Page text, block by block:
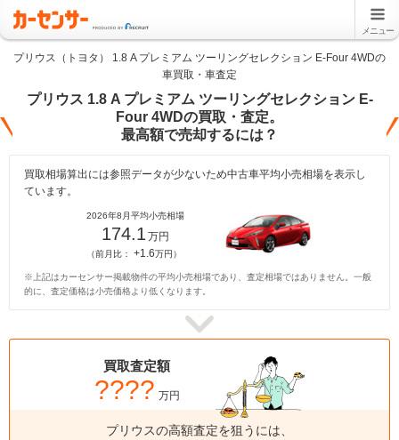
メニュー
プリウス（トヨタ） 1.8 A プレミアム ツーリングセレクション E-Four 4WDの
車買取・車査定
プリウス 1.8 A プレミアム ツーリングセレクション E-
Four 4WDの買取・査定。
最高額で売却するには？
買取相場算出には参照データが少ないため中古車平均小売相場を表示し
ています。
2026年8月平均小売相場
174.1 万円
（前月比： +1.6万円）
※上記はカーセンサー掲載物件の平均小売相場であり、査定相場ではありません。一般
的に、査定価格は小売価格より低くなります。
買取査定額
???? 万円
プリウスの高額査定を狙うには、